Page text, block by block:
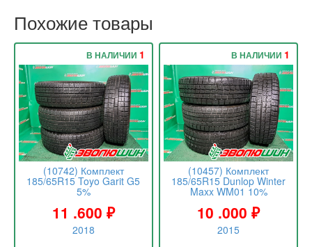
Похожие товары
(10742) Комплект
185/65R15 Toyo Garit G5
5%
11 .600 ₽
2018
В НАЛИЧИИ 1
(10457) Комплект
185/65R15 Dunlop Winter
Maxx WM01 10%
10 .000₽
2015
В НАЛИЧИИ 1